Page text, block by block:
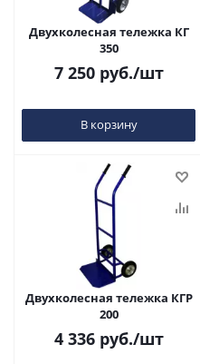
Двухколесная тележка КГ
350
7 250руб./шт
В корзину
Двухколесная тележка КГР
200
4 336руб./шт